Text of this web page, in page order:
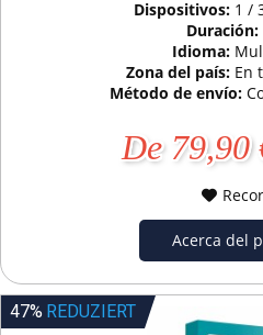
Dispositivos: 1 /
Duración:
Idioma:
Zona del país: En
Método de envío:
De 79,90
Acerca del
47% REDUZIERT